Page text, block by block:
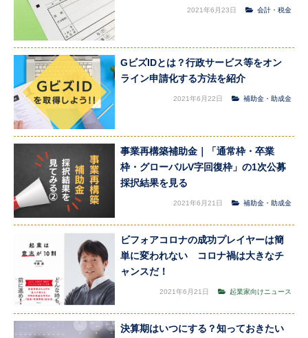
2021年6月23日 会計・税金
GビズIDとは？行政サービス等をオン
ライン申請化する方法を紹介
2021年6月22日 補助金・助成金
事業再構築補助金｜「通常枠・卒業
枠・グローバルV字回復枠」の1次公募
採択結果を見る
2021年6月21日 補助金・助成金
ビフォアコロナの成功プレイヤーは簡
単に変われない コロナ禍は大きなチ
ャンスだ！
2021年6月21日 起業家向けニュース
決算期はいつにする？知っておきたい